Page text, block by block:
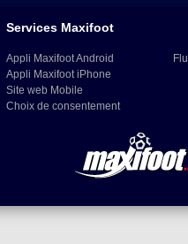
Services Maxifoot
Appli Maxifoot Android
Appli Maxifoot iPhone
Site web Mobile
Choix de consentement